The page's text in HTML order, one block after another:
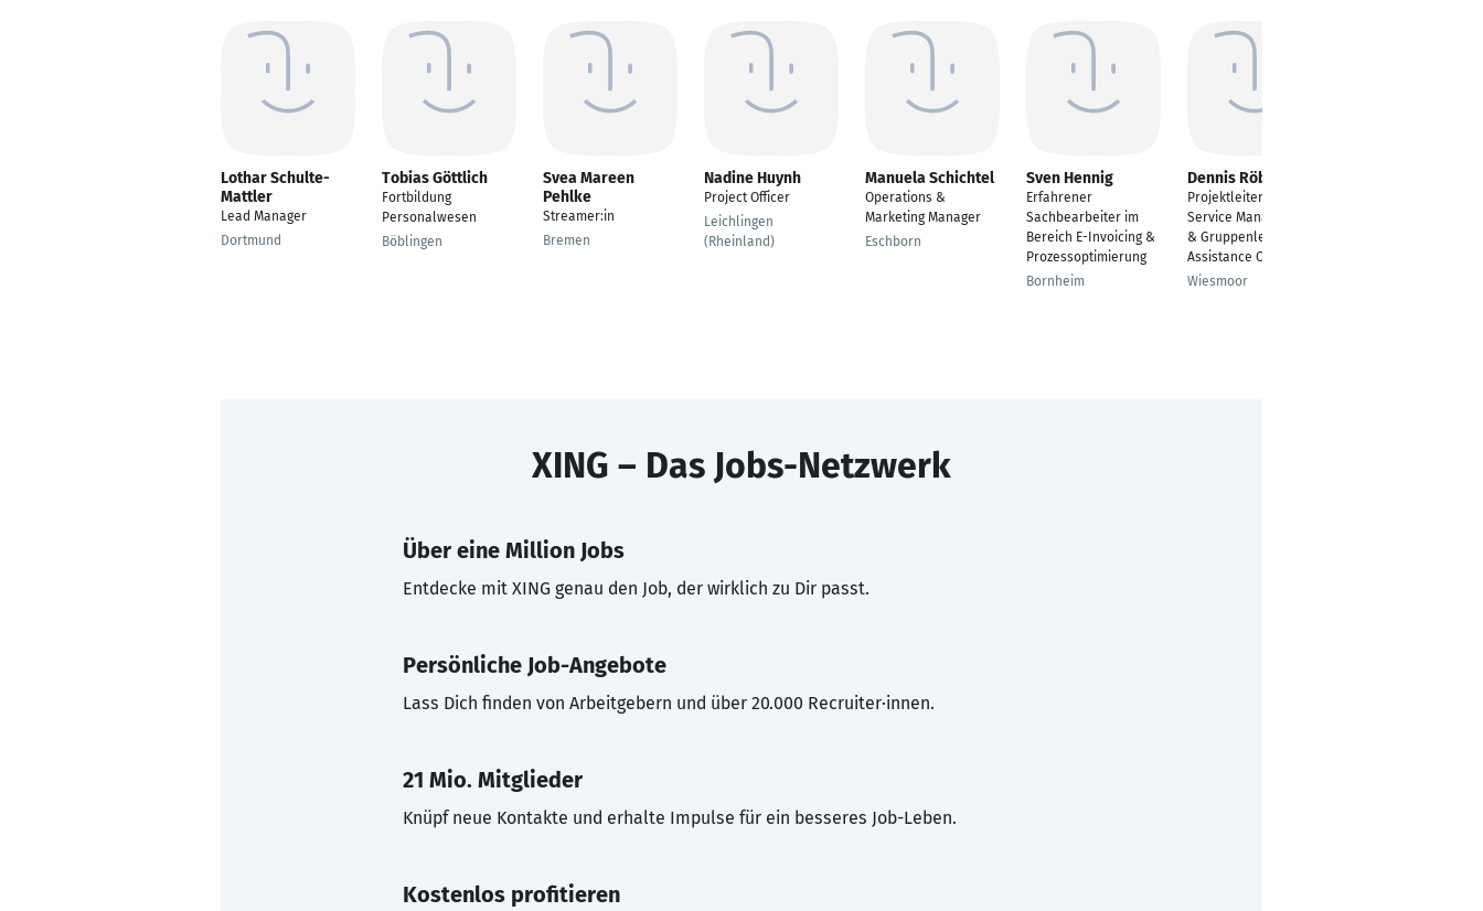
Lothar Schulte-
Mattler
Lead Manager
Dortmund
Tobias Göttlich
Fortbildung
Personalwesen
Böblingen
Svea Mareen
Pehlke
Streamer:in
Bremen
Nadine Huynh
Project Officer
Leichlingen
(Rheinland)
Manuela Schichtel
Operations &
Marketing Manager
Eschborn
Sven Hennig
Erfahrener
Sachbearbeiter im
Bereich E-Invoicing &
Prozessoptimierung
Bornheim
Dennis Röbkes
Projektleiter Field
Service Management
& Gruppenleiter
Assistance Center
Wiesmoor
XING – Das Jobs-Netzwerk
Über eine Million Jobs
Entdecke mit XING genau den Job, der wirklich zu Dir passt.
Persönliche Job-Angebote
Lass Dich finden von Arbeitgebern und über 20.000 Recruiter·innen.
21 Mio. Mitglieder
Knüpf neue Kontakte und erhalte Impulse für ein besseres Job-Leben.
Kostenlos profitieren